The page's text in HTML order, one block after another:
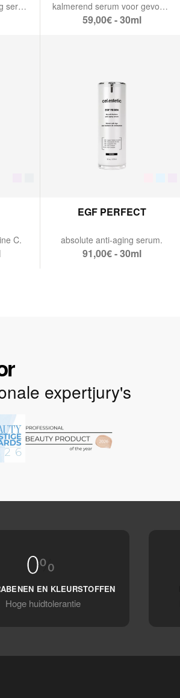
hydraterend & anti-aging serum. kalmerend serum voor gevoelige huid.
59,00€ - 30ml
C.
EGF PERFECT
absolute anti-aging serum.
91,00€ - 30ml
expertjury's
EN KLEURSTOFFEN
Hoge huidtolerantie